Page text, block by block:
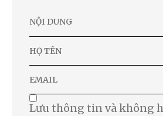
Lưu thông tin và không